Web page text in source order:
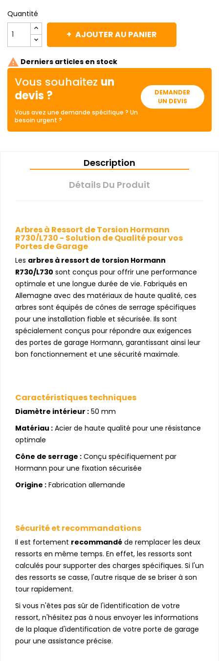
Quantité
AJOUTER AU PANIER
 Derniers articles en stock
Vous souhaitez un
devis ?
Vous avez une demande spécifique ? Un
besoin urgent ?
DEMANDER
UN DEVIS
Description
Détails Du Produit
Arbres à Ressort de Torsion Hormann
R730/L730 - Solution de Qualité pour vos
Portes de Garage
Les arbres à ressort de torsion Hormann
R730/L730 sont conçus pour offrir une performance
optimale et une longue durée de vie. Fabriqués en
Allemagne avec des matériaux de haute qualité, ces
arbres sont équipés de cônes de serrage spécifiques
pour une installation fiable et sécurisée. Ils sont
spécialement conçus pour répondre aux exigences
des portes de garage Hormann, garantissant ainsi leur
bon fonctionnement et une sécurité maximale.
Caractéristiques techniques
Diamètre intérieur : 50 mm
Matériau : Acier de haute qualité pour une résistance
optimale
Cône de serrage : Conçu spécifiquement par
Hormann pour une fixation sécurisée
Origine : Fabrication allemande
Sécurité et recommandations
Il est fortement recommandé de remplacer les deux
ressorts en même temps. En effet, les ressorts sont
calculés pour supporter des charges spécifiques. Si l'un
des ressorts se casse, l'autre risque de se briser à son
tour rapidement.
Si vous n'êtes pas sûr de l'identification de votre
ressort, n'hésitez pas à nous envoyer les informations
de la plaque d'identification de votre porte de garage
pour une assistance précise.